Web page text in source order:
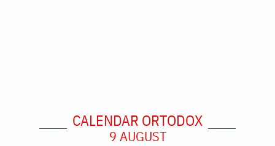
CALENDAR ORTODOX
9 AUGUST